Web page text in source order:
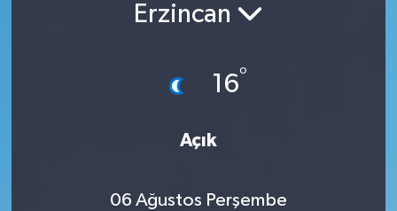
Erzincan
16°
Açık
06 Ağustos Perşembe